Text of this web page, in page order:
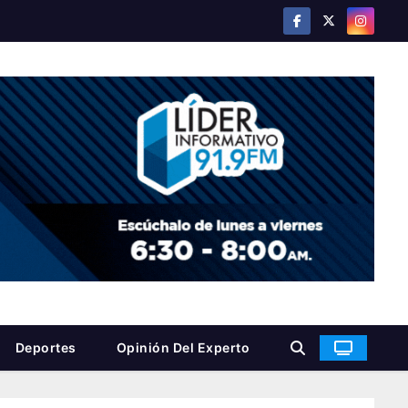
Deportes Opinión Del Experto